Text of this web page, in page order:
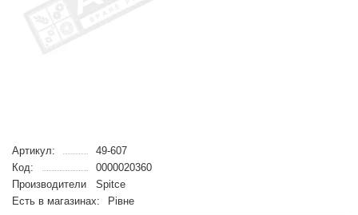
Артикул:
49-607
Код:
0000020360
Производители
Spitce
Есть в магазинах:
Рівне